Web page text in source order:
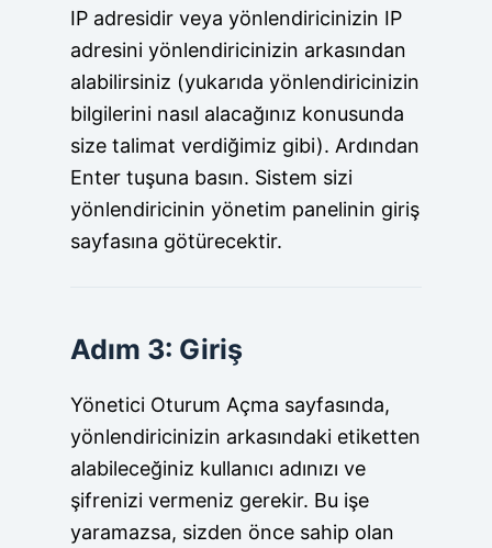
IP adresidir veya yönlendiricinizin IP
adresini yönlendiricinizin arkasından
alabilirsiniz (yukarıda yönlendiricinizin
bilgilerini nasıl alacağınız konusunda
size talimat verdiğimiz gibi). Ardından
Enter tuşuna basın. Sistem sizi
yönlendiricinin yönetim panelinin giriş
sayfasına götürecektir.
Adım 3: Giriş
Yönetici Oturum Açma sayfasında,
yönlendiricinizin arkasındaki etiketten
alabileceğiniz kullanıcı adınızı ve
şifrenizi vermeniz gerekir. Bu işe
yaramazsa, sizden önce sahip olan